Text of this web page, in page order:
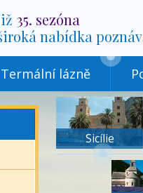
35. sezóna
nabídka
Termální lázně
Sicílie